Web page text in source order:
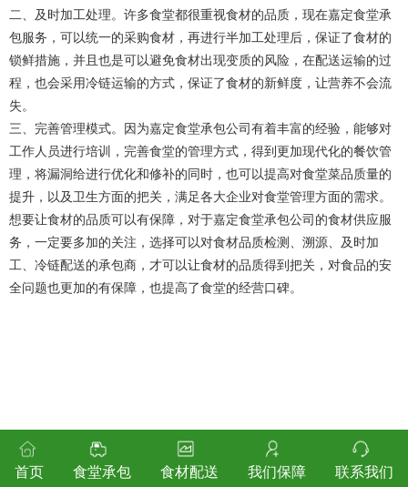
二、及时加工处理。许多食堂都很重视食材的品质，现在嘉定食堂承
包服务，可以统一的采购食材，再进行半加工处理后，保证了食材的
锁鲜措施，并且也是可以避免食材出现变质的风险，在配送运输的过
程，也会采用冷链运输的方式，保证了食材的新鲜度，让营养不会流
失。
三、完善管理模式。因为嘉定食堂承包公司有着丰富的经验，能够对
工作人员进行培训，完善食堂的管理方式，得到更加现代化的餐饮管
理，将漏洞给进行优化和修补的同时，也可以提高对食堂菜品质量的
提升，以及卫生方面的把关，满足各大企业对食堂管理方面的需求。
想要让食材的品质可以有保障，对于嘉定食堂承包公司的食材供应服
务，一定要多加的关注，选择可以对食材品质检测、溯源、及时加
工、冷链配送的承包商，才可以让食材的品质得到把关，对食品的安
全问题也更加的有保障，也提高了食堂的经营口碑。
首页 食堂承包 食材配送 我们保障 联系我们